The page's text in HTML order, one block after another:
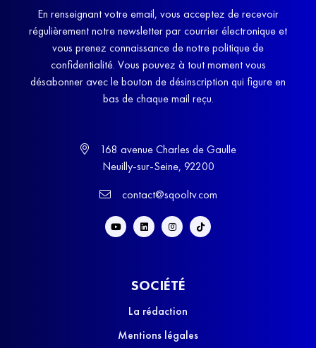
En renseignant votre email, vous acceptez de recevoir
régulièrement notre newsletter par courrier électronique et
vous prenez connaissance de notre politique de
confidentialité. Vous pouvez à tout moment vous
désabonner avec le bouton de désinscription qui figure en
bas de chaque mail reçu.
168 avenue Charles de Gaulle
Neuilly-sur-Seine, 92200
contact@sqooltv.com
SOCIÉTÉ
La rédaction
Mentions légales